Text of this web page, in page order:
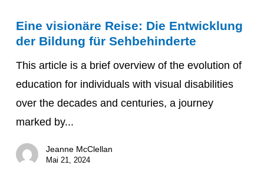
visionäre
Reise:
Die
Entwicklung
der
Bildung
Sehbehinderte
Eine visionäre Reise: Die Entwicklung
der Bildung für Sehbehinderte
This article is a brief overview of the evolution of
education for individuals with visual disabilities
over the decades and centuries, a journey
marked by...
Jeanne McClellan
Mai 21, 2024